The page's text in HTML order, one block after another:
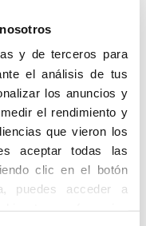
y de terceros para
el análisis de tus
los anuncios y
el rendimiento y
que vieron los
aceptar todas las
clic en el botón
puedes acceder a
tus preferencias
y
Mons. José
Católicos de Estados
antes de su comienzo.
12, 13 y 14 de
del Parlamento
Leguto
Remí Braguey la
María San Gil
, así
, quien participará